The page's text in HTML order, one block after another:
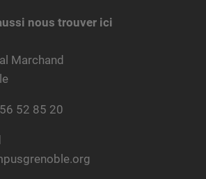
nous trouver ici
Marchand
52 85 20